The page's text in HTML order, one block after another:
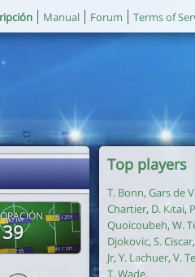
Manual Forum Terms of
39
Top players
T. Bonn, Gars de
Chartier, D. Kitai,
Quoicoubeh, W.
Djokovic, S. Ciscar,
Jr, Y. Lachuer, V.
T. Wade.